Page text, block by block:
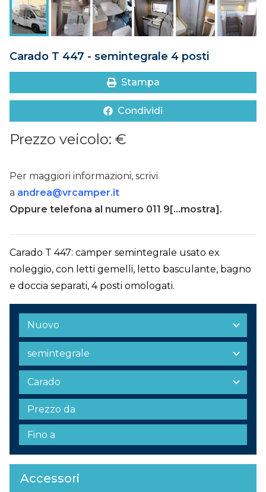
DOVE SIAMO
CONTATTI
Carado T 447 - semintegrale 4 posti
Stampa
Condividi
Prezzo veicolo: €
Per maggiori informazioni, scrivi
a andrea@vrcamper.it
Oppure telefona al numero 011 9[...mostra].
Carado T 447: camper semintegrale usato ex
noleggio, con letti gemelli, letto basculante, bagno
e doccia separati, 4 posti omologati.
Accessori